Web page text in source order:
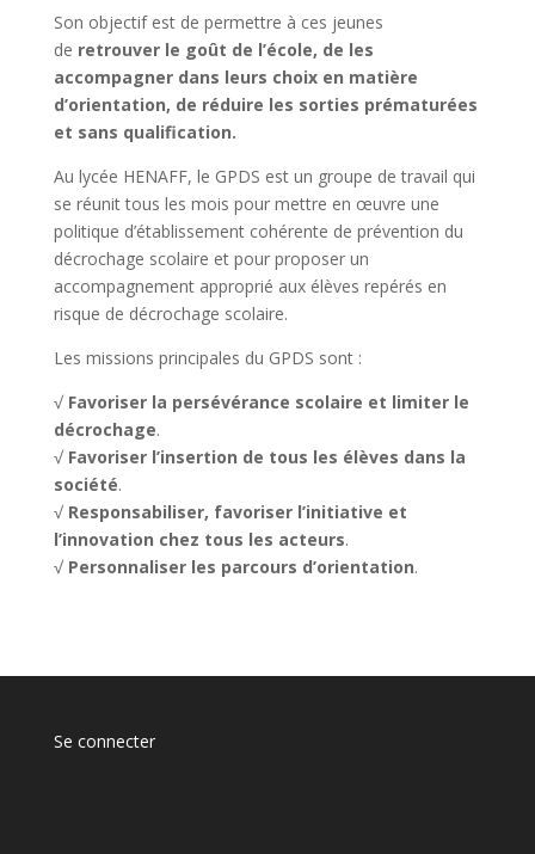
Son objectif est de permettre à ces jeunes
de retrouver le goût de l’école, de les
accompagner dans leurs choix en matière
d’orientation, de réduire les sorties prématurées
et sans qualification.
Au lycée HENAFF, le GPDS est un groupe de travail qui
se réunit tous les mois pour mettre en œuvre une
politique d’établissement cohérente de prévention du
décrochage scolaire et pour proposer un
accompagnement approprié aux élèves repérés en
risque de décrochage scolaire.
Les missions principales du GPDS sont :
√ Favoriser la persévérance scolaire et limiter le
décrochage.
√ Favoriser l’insertion de tous les élèves dans la
société.
√ Responsabiliser, favoriser l’initiative et
l’innovation chez tous les acteurs.
√ Personnaliser les parcours d’orientation.
Se connecter